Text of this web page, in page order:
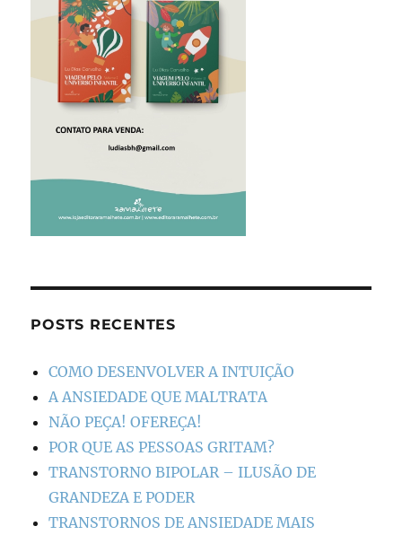
POSTS RECENTES
COMO DESENVOLVER A INTUIÇÃO
A ANSIEDADE QUE MALTRATA
NÃO PEÇA! OFEREÇA!
POR QUE AS PESSOAS GRITAM?
TRANSTORNO BIPOLAR – ILUSÃO DE
GRANDEZA E PODER
TRANSTORNOS DE ANSIEDADE MAIS